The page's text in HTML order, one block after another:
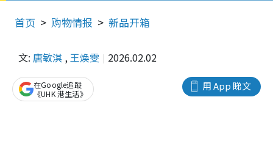
首页 购物情报 新品开箱
文: 唐敏淇 ,王煥雯 2026.02.02
用 App 睇文
在Google追蹤
《UHK 港生活》